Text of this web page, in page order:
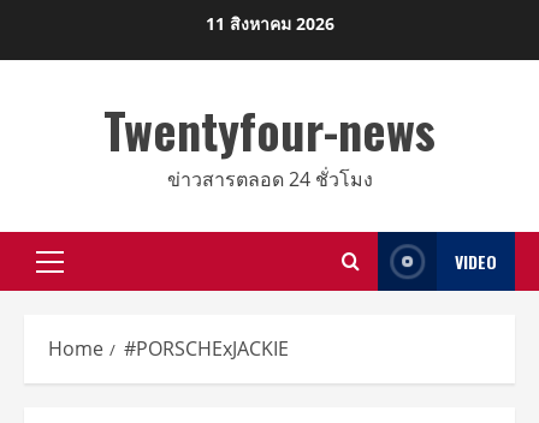
11 สิงหาคม 2026
Twentyfour-news
ข่าวสารตลอด 24 ชั่วโมง
Primary
VIDEO
Home #PORSCHExJACKIE